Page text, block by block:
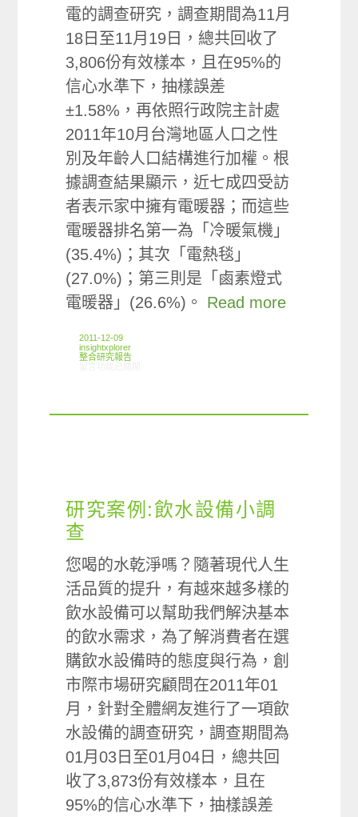
電的調查研究，調查期間為11月
18日至11月19日，總共回收了
3,806份有效樣本，且在95%的
信心水準下，抽樣誤差
±1.58%，再依照行政院主計處
2011年10月台灣地區人口之性
別及年齡人口結構進行加權。根
據調查結果顯示，近七成四受訪
者表示家中擁有電暖器；而這些
電暖器排名第一為「冷暖氣機」
(35.4%)；其次「電熱毯」
(27.0%)；第三則是「鹵素燈式
電暖器」(26.6%)。 Read more
2011-12-09
insightxplorer
整合研究報告
研究案例:飲水設備小調
查
您喝的水乾淨嗎？隨著現代人生
活品質的提升，有越來越多樣的
飲水設備可以幫助我們解決基本
的飲水需求，為了解消費者在選
購飲水設備時的態度與行為，創
市際市場研究顧問在2011年01
月，針對全體網友進行了一項飲
水設備的調查研究，調查期間為
01月03日至01月04日，總共回
收了3,873份有效樣本，且在
95%的信心水準下，抽樣誤差